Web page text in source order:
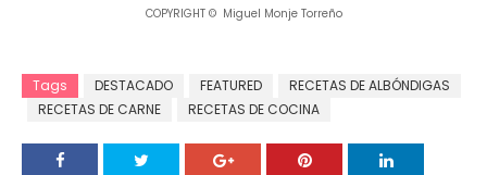
COPYRIGHT © Miguel Monje Torreño
Tags DESTACADO FEATURED
RECETAS DE ALBÓNDIGAS
RECETAS DE CARNE
RECETAS DE COCINA